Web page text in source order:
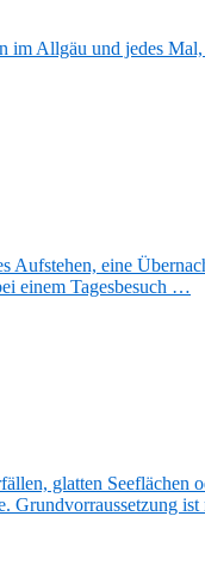
im Allgäu und jedes
Aufstehen, eine
einem Tagesbesuch …
glatten Seeflächen
Grundvorraussetzung